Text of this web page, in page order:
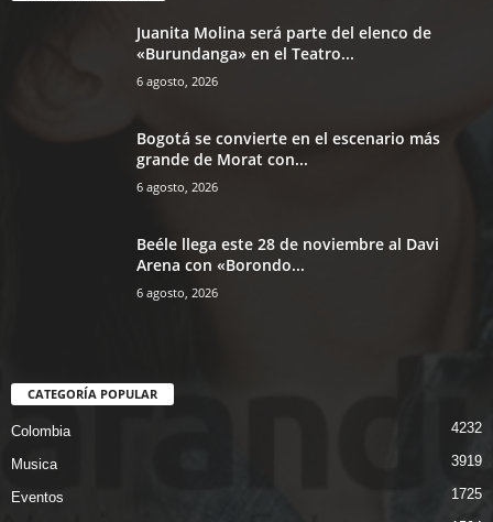
Juanita Molina será parte del elenco de
«Burundanga» en el Teatro...
6 agosto, 2026
Bogotá se convierte en el escenario más
grande de Morat con...
6 agosto, 2026
Beéle llega este 28 de noviembre al Davi
Arena con «Borondo...
6 agosto, 2026
CATEGORÍA POPULAR
Colombia 4232
Musica 3919
Eventos 1725